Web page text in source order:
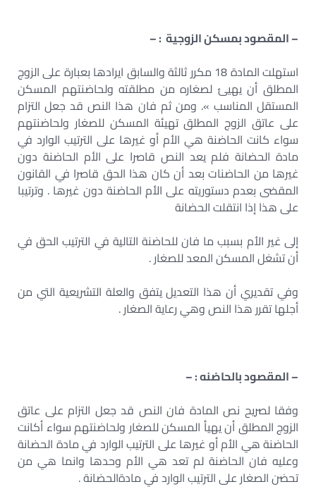
– المقصود بمسكن الزوجية : –
استهلت المادة 18 مكرر ثالثة والسابق ایرادها بعبارة على الزوج
المطلق أن يهيئ لصغاره من مطلقته ولحاضنتهم المسكن
المستقل المناسب ». ومن ثم فان هذا النص قد جعل التزام
على عاتق الزوج المطلق تهيئة المسكن للصغار ولحاضنتهم
سواء كانت الحاضنة هي الأم أو غيرها على الترتيب الوارد في
مادة الحضانة فلم يعد النص قاصرا على الأم الحاضنة دون
غيرها من الحاضنات بعد أن كان هذا الحق قاصرا في القانون
المقضى بعدم دستوريته على الأم الحاضنة دون غيرها . وترتيبا
على هذا إذا انتقلت الحضانة
إلى غير الأم بسبب ما فان للحاضنة التالية في الترتيب الحق في
أن تشغل المسكن المعد للصغار .
وفي تقديري أن هذا التعديل يتفق والعلة التشريعية التي من
أجلها تقرر هذا النص وهي رعاية الصغار .
– المقصود بالحاضنه: –
وفقا لصریح نص المادة فان النص قد جعل التزام على عاتق
الزوج المطلق أن يهيأ المسكن للصغار ولحاضنتهم سواء أكانت
الحاضنة هي الأم أو غيرها على الترتيب الوارد في مادة الحضانة
وعليه فان الحاضنة لم تعد هي الأم وحدها وانما هي من
تحضن الصغار على الترتيب الوارد في مادةالحضانة .